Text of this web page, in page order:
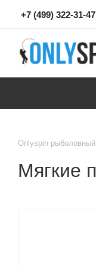
+7 (499) 322-31-47
Onlyspin рыболовный
Мягкие